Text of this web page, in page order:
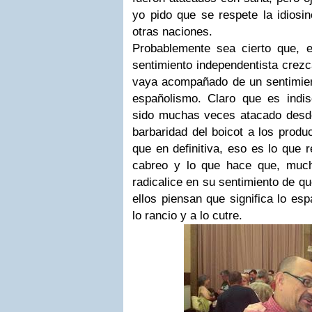
yo pido que se respete la
otras naciones.
Probablemente sea cierto que,
sentimiento independentista
vaya acompañado de un
españolismo. Claro que es
sido muchas veces atacado
barbaridad del boicot a los
que en definitiva, eso es lo que
cabreo y lo que hace que,
radicalice en su sentimiento de
ellos piensan que significa lo
lo rancio y a lo cutre.